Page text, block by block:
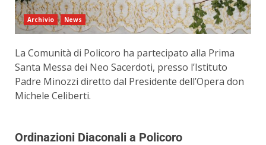
Archivio News
La Comunità di Policoro ha partecipato alla Prima
Santa Messa dei Neo Sacerdoti, presso l’Istituto
Padre Minozzi diretto dal Presidente dell’Opera don
Michele Celiberti.
Ordinazioni Diaconali a Policoro